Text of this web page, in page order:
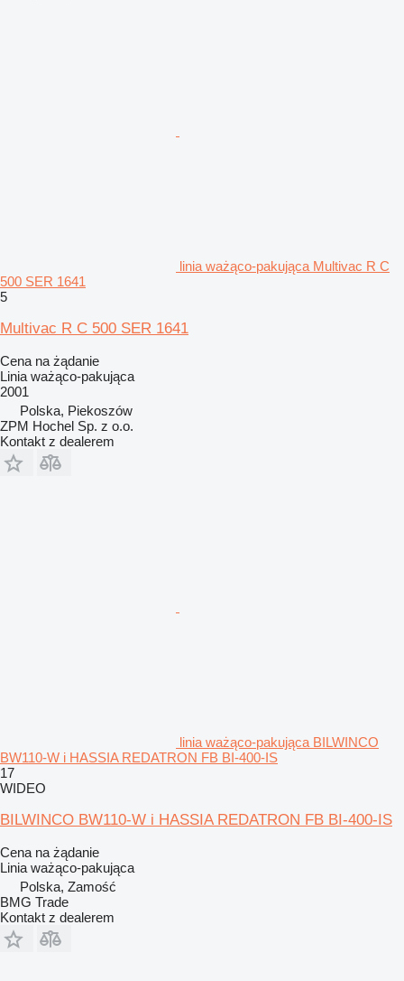
linia ważąco-pakująca Multivac R C
500 SER 1641
5
Multivac R C 500 SER 1641
Cena na żądanie
Linia ważąco-pakująca
2001
Polska, Piekoszów
ZPM Hochel Sp. z o.o.
Kontakt z dealerem
linia ważąco-pakująca BILWINCO
BW110-W i HASSIA REDATRON FB BI-400-IS
17
WIDEO
BILWINCO BW110-W i HASSIA REDATRON FB BI-400-IS
Cena na żądanie
Linia ważąco-pakująca
Polska, Zamość
BMG Trade
Kontakt z dealerem